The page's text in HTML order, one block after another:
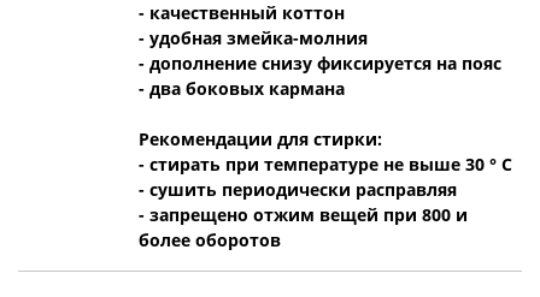
- качественный коттон
- удобная змейка-молния
- дополнение снизу фиксируется на пояс
- два боковых кармана
Рекомендации для стирки:
- стирать при температуре не выше 30 ° C
- сушить периодически расправляя
- запрещено отжим вещей при 800 и
более оборотов